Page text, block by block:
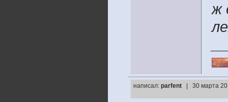
ж
написал: parfent | 30 марта